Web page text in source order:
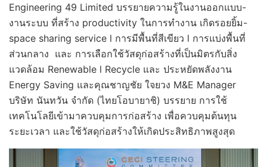
Engineering 49 Limited บรรยายความรู้ในงานออกแบบ-
งานระบบ ที่สร้าง productivity ในการทำงาน เกิดรอยยิ้ม-
space sharing service l การมีพื้นที่สีเขียว l การแบ่งพื้นที่
ส่วนกลาง และ การเลือกใช้วัสดุก่อสร้างที่เป็นมิตรกับสิ่ง
แวดล้อม Renewable l Recycle และ ประหยัดพลังงาน
Energy Saving และคุณชาญชัย ใจยวง M&E Manager
บริษัท นันทวัน จำกัด (ไทยโอบายาชิ) บรรยาย การใช้
เทคโนโลยีเข้ามาควบคุมการก่อสร้าง เพื่อควบคุมต้นทุน
ระยะเวลา และใช้วัสดุก่อสร้างให้เกิดประสิทธิภาพสูงสุด